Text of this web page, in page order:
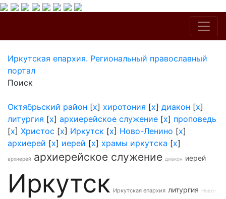
Иркутская епархия. Региональный православный
портал
Поиск
Октябрьский район [x] хиротония [x] диакон [x]
литургия [x] архиерейское служение [x] проповедь
[x] Христос [x] Иркутск [x] Ново-Ленино [x]
архиерей [x] иерей [x] храмы иркутска [x]
архиерей архиерейское служение диакон иерей
Иркутск Иркутская епархия литургия Ново-